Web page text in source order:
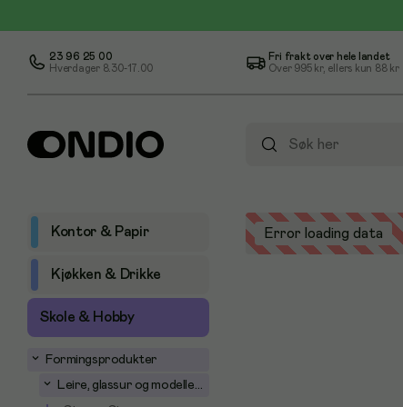
23 96 25 00
Hverdager 8.30-17.00
Fri frakt over hele landet
Over 995 kr, ellers kun 88 kr
Kontor & Papir
Kjøkken & Drikke
Skole & Hobby
Formingsprodukter
Leire, glassur og modellering
Error loading data